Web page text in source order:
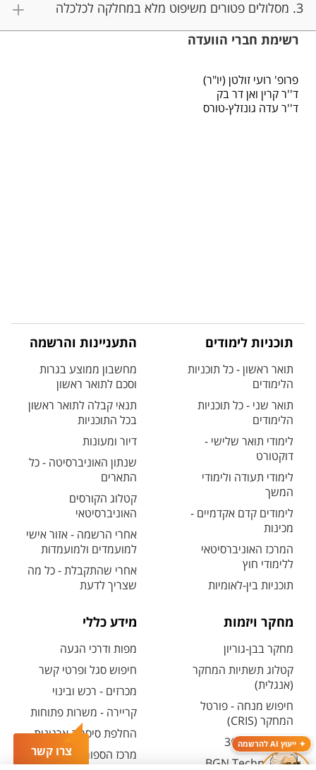
צרו קשר
ייעוץ AI להרשמה
3. מסלולים פטורים משיפוט מלא במחלקה לכלכלה
רשימת חברי הוועדה
פרופ' רועי זולטן (יו"ר)
ד''ר קרין ואן דר בק
ד''ר עדה גונזלץ-טורס
תוכניות לימודים
תואר ראשון - כל תוכניות
הלימודים
תואר שני - כל תוכניות
הלימודים
לימודי תואר שלישי -
דוקטורט
לימודי תעודה ולימודי
המשך
לימודים קדם אקדמיים -
מכינות
המרכז האוניברסיטאי
ללימודי חוץ
תוכניות בין-לאומיות
התעניינות והרשמה
מחשבון ממוצע בגרות
וסכם לתואר ראשון
תנאי קבלה לתואר ראשון
בכל התוכניות
דיור ומעונות
שנתון האוניברסיטה - כל
התארים
קטלוג הקורסים
האוניברסיטאי
אחרי הרשמה - אזור אישי
למועמדים ולמועמדות
אחרי שהתקבלת - כל מה
שצריך לדעת
מחקר ויזמות
מחקר בבן-גוריון
קטלוג תשתיות המחקר
(אנגלית)
חיפוש מנחה - פורטל
המחקר (CRIS)
מרכז יזמות 360
BGN Technology
מידע כללי
מפות ודרכי הגעה
חיפוש סגל ופרטי קשר
מכרזים - רכש ובינוי
קריירה - משרות פתוחות
החלפת סיסמה ארגונית
מרכז הספורט והנופש